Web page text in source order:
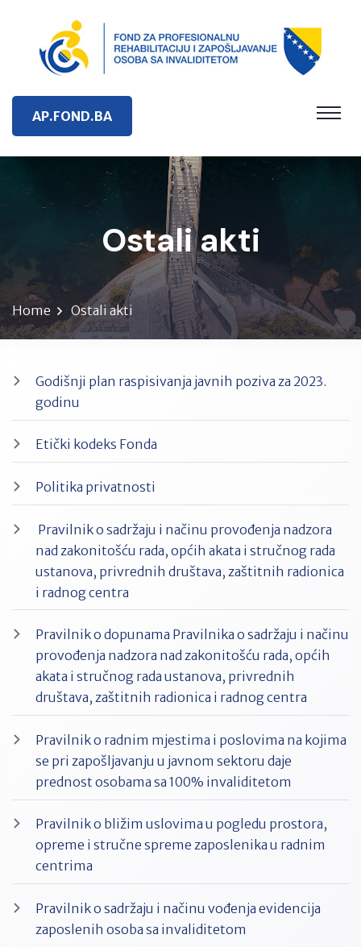
AP.FOND.BA
Ostali akti
Home Ostali akti
Godišnji plan raspisivanja javnih poziva za 2023.
godinu
Etički kodeks Fonda
Politika privatnosti
Pravilnik o sadržaju i načinu provođenja nadzora
nad zakonitošću rada, općih akata i stručnog rada
ustanova, privrednih društava, zaštitnih radionica
i radnog centra
Pravilnik o dopunama Pravilnika o sadržaju i načinu
provođenja nadzora nad zakonitošću rada, općih
akata i stručnog rada ustanova, privrednih
društava, zaštitnih radionica i radnog centra
Pravilnik o radnim mjestima i poslovima na kojima
se pri zapošljavanju u javnom sektoru daje
prednost osobama sa 100% invaliditetom
Pravilnik o bližim uslovima u pogledu prostora,
opreme i stručne spreme zaposlenika u radnim
centrima
Pravilnik o sadržaju i načinu vođenja evidencija
zaposlenih osoba sa invaliditetom